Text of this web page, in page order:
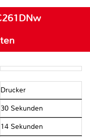
Drucker
30 Sekunden
14 Sekunden